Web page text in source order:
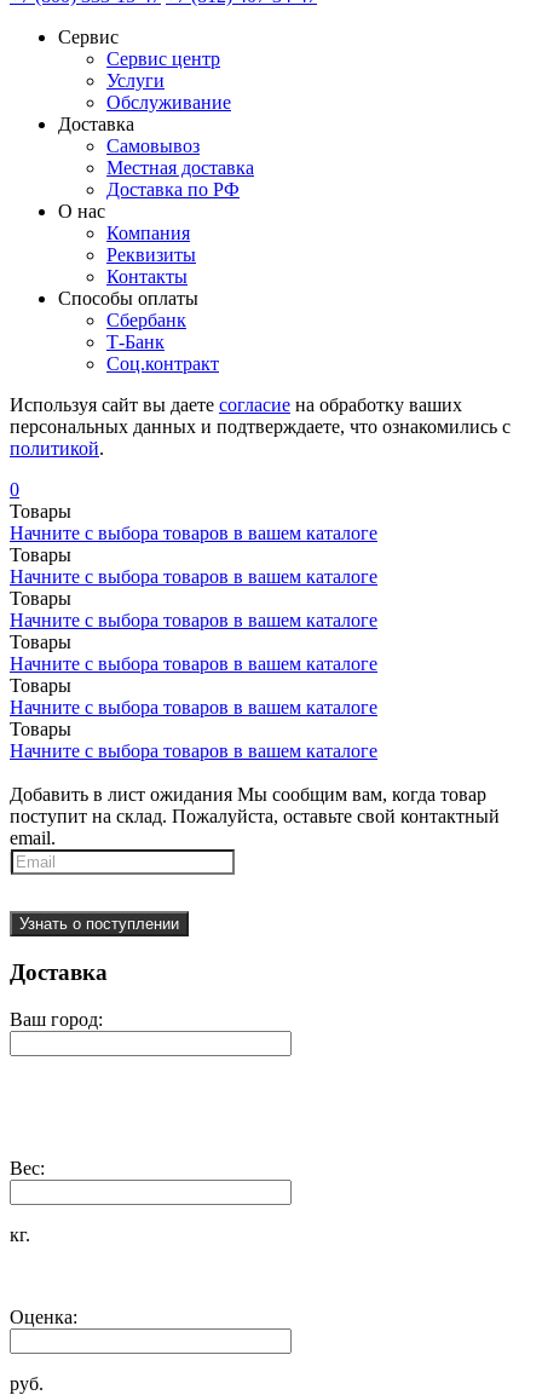
Сервис
Сервис центр
Услуги
Обслуживание
Доставка
Самовывоз
Местная доставка
Доставка по РФ
О нас
Компания
Реквизиты
Контакты
Cпособы оплаты
Сбербанк
Т-Банк
Соц.контракт
Используя сайт вы даете согласие на обработку ваших
персональных данных и подтверждаете, что ознакомились с
политикой.
0
Товары
Начните с выбора товаров в вашем каталоге
Товары
Начните с выбора товаров в вашем каталоге
Товары
Начните с выбора товаров в вашем каталоге
Товары
Начните с выбора товаров в вашем каталоге
Товары
Начните с выбора товаров в вашем каталоге
Товары
Начните с выбора товаров в вашем каталоге
Добавить в лист ожидания Мы сообщим вам, когда товар
поступит на склад. Пожалуйста, оставьте свой контактный
email.
Узнать о поступлении
Доставка
Ваш город:
Вес:
кг.
Оценка:
руб.